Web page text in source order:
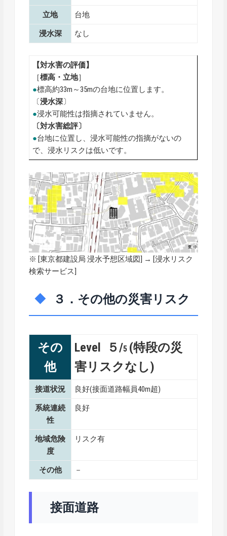
立地 台地
浸水深 なし
【対水害の評価】
［標高・立地］
●標高約33m～35mの台地に位置します。
〔浸水深〕
●浸水可能性は指摘されていません。
〔対水害総評〕
●台地に位置し、浸水可能性の指摘がないの
で、浸水リスクは低いです。
※ [東京都建設局 浸水予想区域図] → [浸水リスク
検索サービス]
３．その他の災害リスク
その
他
Level ５/5 (特段の災
害リスクなし)
接道状況 良好(接面道路幅員40m超)
系統連続
性
良好
地域危険
度
リスク有
その他 －
接面道路